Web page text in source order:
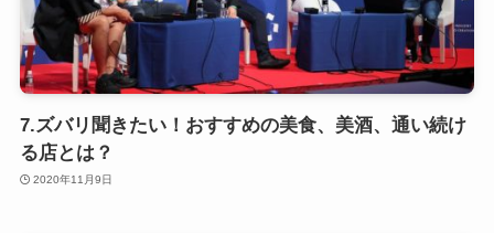
7.ズバリ聞きたい！おすすめの美食、美酒、通い続け
る店とは？
2020年11月9日